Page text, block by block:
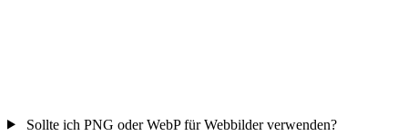
Sollte ich PNG oder WebP für Webbilder verwenden?